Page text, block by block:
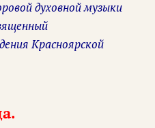
духовной музыки
Красноярской